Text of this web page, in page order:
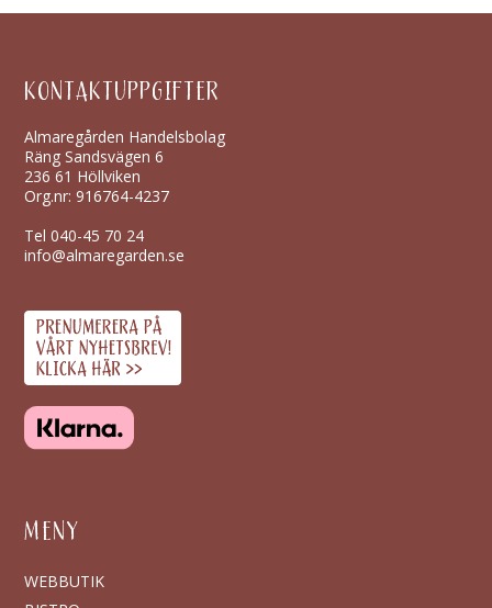
KONTAKTUPPGIFTER
Almaregården Handelsbolag
Räng Sandsvägen 6
236 61 Höllviken
Org.nr: 916764-4237
Tel040-45 70 24
info@almaregarden.se
MENY
WEBBUTIK